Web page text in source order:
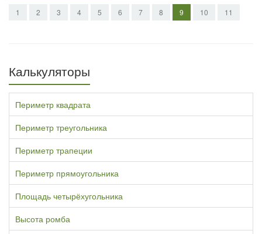
1 2 3 4 5 6 7 8 9 10 11
Калькуляторы
Периметр квадрата
Периметр треугольника
Периметр трапеции
Периметр прямоугольника
Площадь четырёхугольника
Высота ромба